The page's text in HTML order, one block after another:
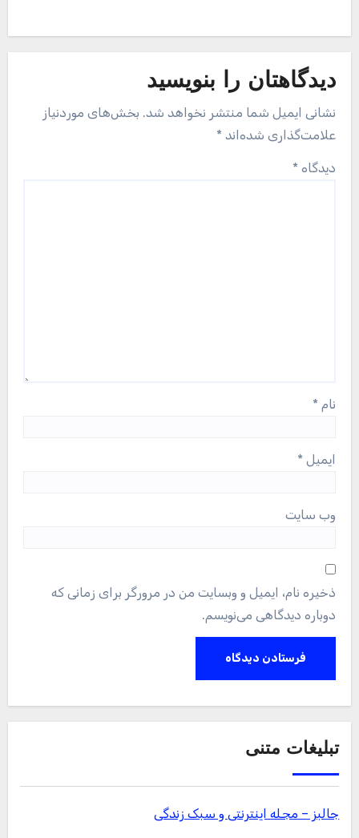
دیدگاهتان را بنویسید
نشانی ایمیل شما منتشر نخواهد شد. بخش‌های موردنیاز
علامت‌گذاری شده‌اند *
دیدگاه *
نام *
ایمیل *
وب‌ سایت
ذخیره نام، ایمیل و وبسایت من در مرورگر برای زمانی که
دوباره دیدگاهی می‌نویسم.
تبلیغات متنی
جالبز – مجله اینترنتی و سبک زندگی